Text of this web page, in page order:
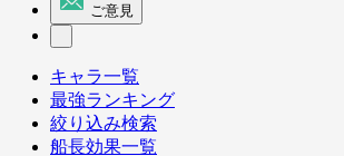
ご意見
キャラ一覧
最強ランキング
絞り込み検索
船長効果一覧